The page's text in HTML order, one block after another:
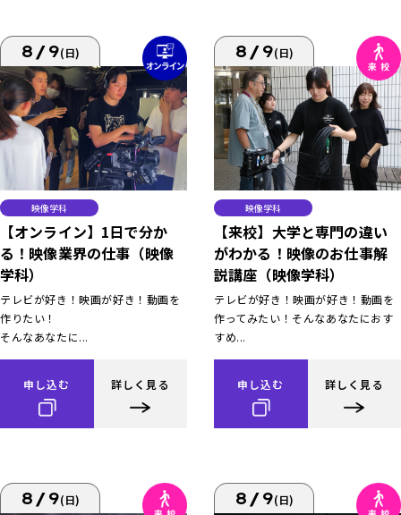
8/9(日)
映像学科
【オンライン】1日で分か
る！映像業界の仕事（映像
学科）
テレビが好き！映画が好き！動画を
作りたい！
そんなあなたに...
申し込む 詳しく見る
8/9(日)
映像学科
【来校】大学と専門の違い
がわかる！映像のお仕事解
説講座（映像学科）
テレビが好き！映画が好き！動画を
作ってみたい！そんなあなたにおす
すめ...
申し込む 詳しく見る
8/9(日) 8/9(日)